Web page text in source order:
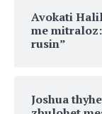
Avokati
me
rusin”
Joshua